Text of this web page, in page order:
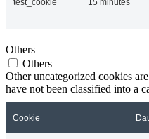
Others
Others
Other uncategorized cookies
have not been classified into a
Cookie